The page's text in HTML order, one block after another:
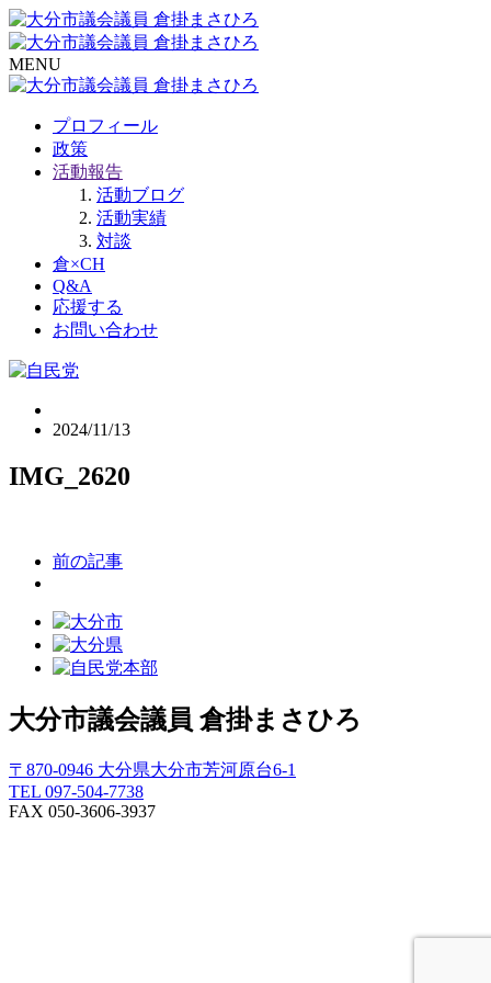
MENU
プロフィール
政策
活動報告
活動ブログ
活動実績
対談
倉×CH
Q&A
応援する
お問い合わせ
2024/11/13
IMG_2620
前の記事
大分市議会議員 倉掛まさひろ
〒870-0946 大分県大分市芳河原台6-1
TEL 097-504-7738
FAX 050-3606-3937